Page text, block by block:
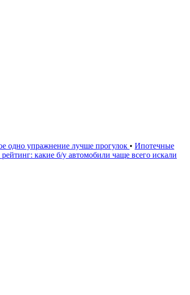
одно упражнение лучше прогулок • Ипотечные
какие б/у автомобили чаще всего искали